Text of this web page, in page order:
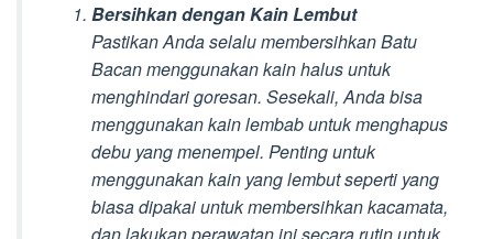
Bersihkan dengan Kain Lembut
Pastikan Anda selalu membersihkan Batu
Bacan menggunakan kain halus untuk
menghindari goresan. Sesekali, Anda bisa
menggunakan kain lembab untuk menghapus
debu yang menempel. Penting untuk
menggunakan kain yang lembut seperti yang
biasa dipakai untuk membersihkan kacamata,